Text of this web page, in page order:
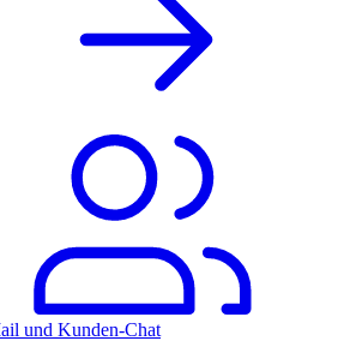
und Kunden-Chat